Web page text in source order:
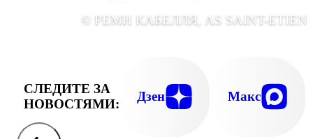
© РЕМИ КАБЕЛЛЯ, AS SAINT-
СЛЕДИТЕ ЗА
НОВОСТЯМИ:
Дзен Макс